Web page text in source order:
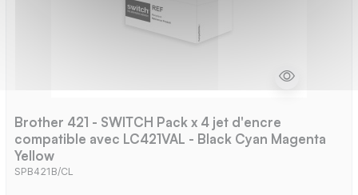
Brother 421 - SWITCH Pack x 4 jet d'encre
compatible avec LC421VAL - Black Cyan Magenta
Yellow
SPB421B/CL